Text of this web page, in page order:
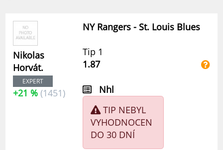
Nikolas
Horvát.
EXPERT
+21 % (1451)
NY Rangers - St. Louis Blues
Tip 1
1.87
Nhl
TIP NEBYL
VYHODNOCEN
DO 30 DNÍ